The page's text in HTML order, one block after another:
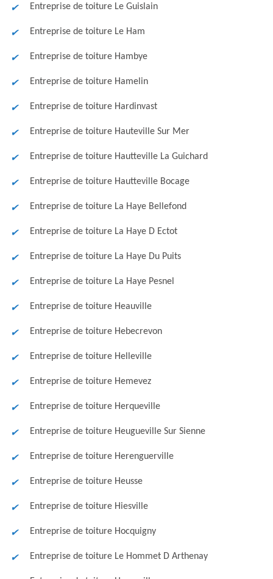
Entreprise de toiture Le Guislain
Entreprise de toiture Le Ham
Entreprise de toiture Hambye
Entreprise de toiture Hamelin
Entreprise de toiture Hardinvast
Entreprise de toiture Hauteville Sur Mer
Entreprise de toiture Hautteville La Guichard
Entreprise de toiture Hautteville Bocage
Entreprise de toiture La Haye Bellefond
Entreprise de toiture La Haye D Ectot
Entreprise de toiture La Haye Du Puits
Entreprise de toiture La Haye Pesnel
Entreprise de toiture Heauville
Entreprise de toiture Hebecrevon
Entreprise de toiture Helleville
Entreprise de toiture Hemevez
Entreprise de toiture Herqueville
Entreprise de toiture Heugueville Sur Sienne
Entreprise de toiture Herenguerville
Entreprise de toiture Heusse
Entreprise de toiture Hiesville
Entreprise de toiture Hocquigny
Entreprise de toiture Le Hommet D Arthenay